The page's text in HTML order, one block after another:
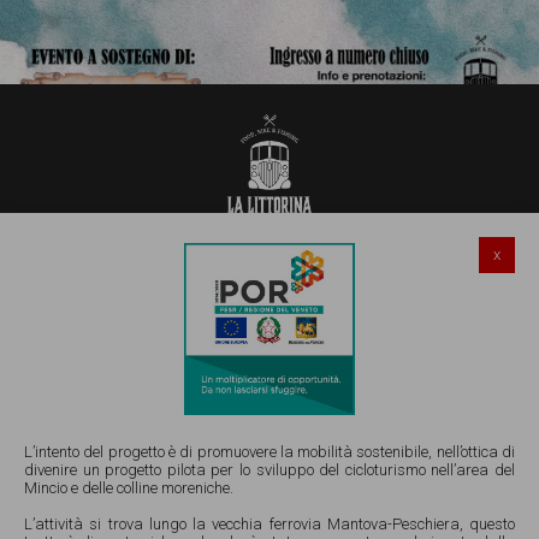
Salionze di Valeggio sul Mincio (VR)
Via Gardesana Nord 241
info@lalittorinadelmincio.it
Tel e Whatsapp Ristorante 045 4852921
Tel e Whatsapp Noleggio Bicy 351 4086776
x
L’intento del progetto è di promuovere la mobilità sostenibile, nell’ottica di
divenire un progetto pilota per lo sviluppo del cicloturismo nell’area del
Mincio e delle colline moreniche.
L’attività si trova lungo la vecchia ferrovia Mantova-Peschiera, questo